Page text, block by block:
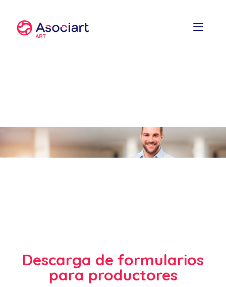
Descarga de formularios
para productores